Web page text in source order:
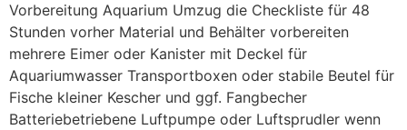
Vorbereitung Aquarium Umzug die Checkliste für 48
Stunden vorher Material und Behälter vorbereiten
mehrere Eimer oder Kanister mit Deckel für
Aquariumwasser Transportboxen oder stabile Beutel für
Fische kleiner Kescher und ggf. Fangbecher
Batteriebetriebene Luftpumpe oder Luftsprudler wenn